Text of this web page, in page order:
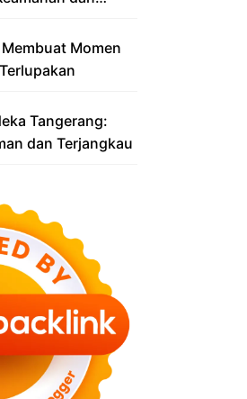
Momen
Tangerang:
dan Terjangkau